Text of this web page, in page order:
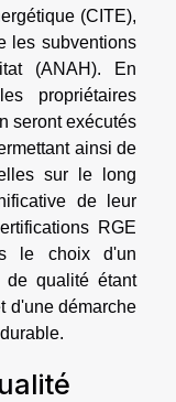
(CITE),
les subventions
(ANAH). En
propriétaires
seront exécutés
ainsi de
sur le long
de leur
RGE
le choix d'un
qualité étant
d'une démarche